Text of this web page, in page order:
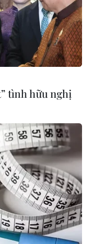
Việt Nam trở
hoạt động thương
Á.
EVIPA sẽ giúp
mại và đầu tư
cấu trúc kinh tế
sẽ giúp cải
môi trường đầu
đảm bảo an toàn
Âu.
tình hữu nghị